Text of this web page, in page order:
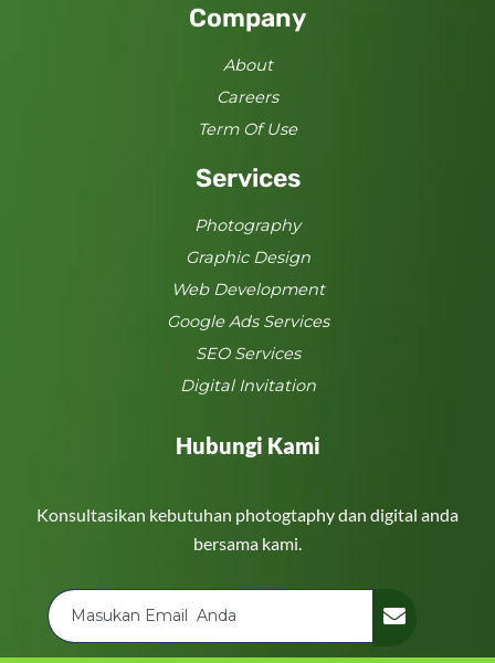
Company
About
Careers
Term Of Use
Services
Photography
Graphic Design
Web Development
Google Ads Services
SEO Services
Digital Invitation
Hubungi Kami
Konsultasikan kebutuhan photogtaphy dan digital anda
bersama kami.